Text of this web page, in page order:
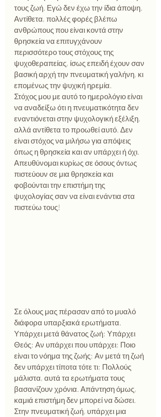
τους ζωή. Εγώ δεν έχω την ίδια άποψη.
Αντίθετα, πολλές φορές βλέπω
ανθρώπους που είναι κοντά στην
θρησκεία να επιτυγχάνουν
περισσότερο τους στόχους της
ψυχοθεραπείας, ίσως επειδή έχουν σαν
βασική αρχή την πνευματική γαλήνη, κι
επομένως την ψυχική ηρεμία.
Στόχος μου με αυτό το ημερολόγιο είναι
να αναδείξω ότι η πνευματικότητα δεν
εναντιόνεται στην ψυχολογική εξέλιξη,
αλλά αντίθετα το προωθεί αυτό. Δεν
είναι στόχος να μιλήσω για απόψεις
όπως η θρησκεία και αν υπάρχει ή όχι.
Απευθύνομαι κυρίως σε όσους όντως
πιστεύουν σε μια θρησκεία και
φοβούνται την επιστήμη της
ψυχολογίας σαν να είναι ενάντια στα
πιστεύω τους!
Σε όλους μας πέρασαν από το μυαλό
διάφορα υπαρξιακά ερωτήματα.
Υπάρχει μετά θάνατος ζωή; Υπάρχει
Θεός; Αν υπάρχει που υπάρχει; Ποιο
είναι το νόημα της ζωής; Αν μετά τη ζωή
δεν υπάρχει τίποτα τότε τι; Πολλούς
μάλιστα, αυτά τα ερωτήματα τους
βασανίζουν χρόνια. Απάντηση όμως,
καμιά επιστήμη δεν μπορεί να δώσει.
Στην πνευματική ζωή, υπάρχει μια